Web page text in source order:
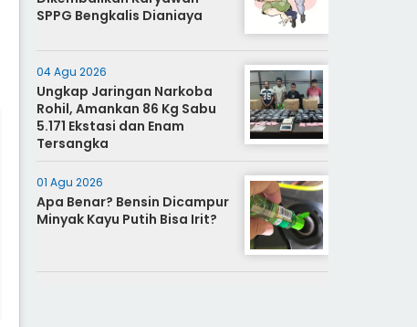
SPPG Bengkalis Dianiaya
04 Agu 2026
Ungkap Jaringan Narkoba
Rohil, Amankan 86 Kg Sabu
5.171 Ekstasi dan Enam
Tersangka
01 Agu 2026
Apa Benar? Bensin Dicampur
Minyak Kayu Putih Bisa Irit?